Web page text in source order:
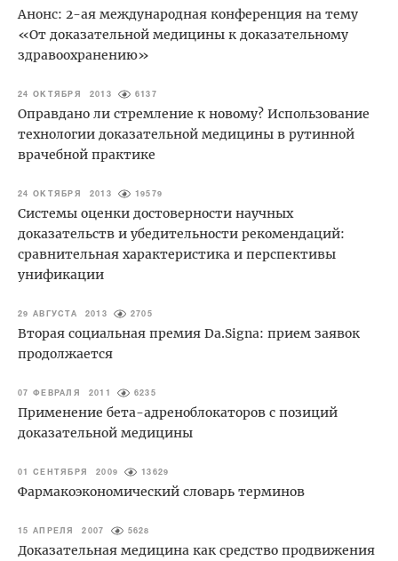
Анонс: 2-ая международная конференция на тему
«От доказательной медицины к доказательному
здравоохранению»
24 ОКТЯБРЯ 2013 6137
Оправдано ли стремление к новому? Использование
технологии доказательной медицины в рутинной
врачебной практике
24 ОКТЯБРЯ 2013 19579
Системы оценки достоверности научных
доказательств и убедительности рекомендаций:
сравнительная характеристика и перспективы
унификации
29 АВГУСТА 2013 2705
Вторая социальная премия Dа.Signa: прием заявок
продолжается
07 ФЕВРАЛЯ 2011 6235
Применение бета-адреноблокаторов с позиций
доказательной медицины
01 СЕНТЯБРЯ 2009 13629
Фармакоэкономический словарь терминов
15 АПРЕЛЯ 2007 5628
Доказательная медицина как средство продвижения